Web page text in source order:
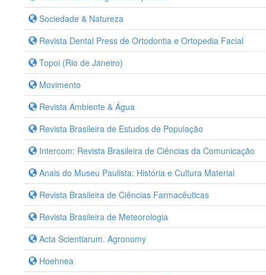
Sociedade & Natureza
Revista Dental Press de Ortodontia e Ortopedia Facial
Topoi (Rio de Janeiro)
Movimento
Revista Ambiente & Água
Revista Brasileira de Estudos de População
Intercom: Revista Brasileira de Ciências da Comunicação
Anais do Museu Paulista: História e Cultura Material
Revista Brasileira de Ciências Farmacêuticas
Revista Brasileira de Meteorologia
Acta Scientiarum. Agronomy
Hoehnea